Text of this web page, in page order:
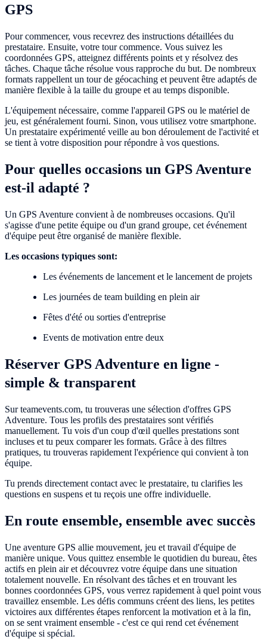
GPS
Pour commencer, vous recevrez des instructions détaillées du
prestataire. Ensuite, votre tour commence. Vous suivez les
coordonnées GPS, atteignez différents points et y résolvez des
tâches. Chaque tâche résolue vous rapproche du but. De nombreux
formats rappellent un tour de géocaching et peuvent être adaptés de
manière flexible à la taille du groupe et au temps disponible.
L'équipement nécessaire, comme l'appareil GPS ou le matériel de
jeu, est généralement fourni. Sinon, vous utilisez votre smartphone.
Un prestataire expérimenté veille au bon déroulement de l'activité et
se tient à votre disposition pour répondre à vos questions.
Pour quelles occasions un GPS Aventure
est-il adapté ?
Un GPS Aventure convient à de nombreuses occasions. Qu'il
s'agisse d'une petite équipe ou d'un grand groupe, cet événement
d'équipe peut être organisé de manière flexible.
Les occasions typiques sont:
Les événements de lancement et le lancement de projets
Les journées de team building en plein air
Fêtes d'été ou sorties d'entreprise
Events de motivation entre deux
Réserver GPS Adventure en ligne -
simple & transparent
Sur teamevents.com, tu trouveras une sélection d'offres GPS
Adventure. Tous les profils des prestataires sont vérifiés
manuellement. Tu vois d'un coup d'œil quelles prestations sont
incluses et tu peux comparer les formats. Grâce à des filtres
pratiques, tu trouveras rapidement l'expérience qui convient à ton
équipe.
Tu prends directement contact avec le prestataire, tu clarifies les
questions en suspens et tu reçois une offre individuelle.
En route ensemble, ensemble avec succès
Une aventure GPS allie mouvement, jeu et travail d'équipe de
manière unique. Vous quittez ensemble le quotidien du bureau, êtes
actifs en plein air et découvrez votre équipe dans une situation
totalement nouvelle. En résolvant des tâches et en trouvant les
bonnes coordonnées GPS, vous verrez rapidement à quel point vous
travaillez ensemble. Les défis communs créent des liens, les petites
victoires aux différentes étapes renforcent la motivation et à la fin,
on se sent vraiment ensemble - c'est ce qui rend cet événement
d'équipe si spécial.